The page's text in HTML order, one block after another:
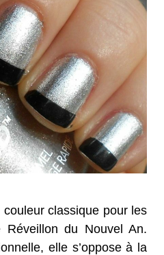
classique pour les
du Nouvel An.
elle s’oppose à la